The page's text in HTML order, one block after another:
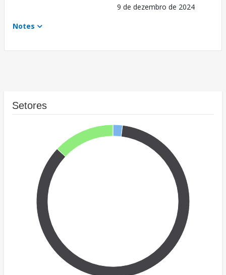
9 de dezembro de 2024
Notes
Setores